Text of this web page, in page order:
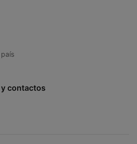
contactos